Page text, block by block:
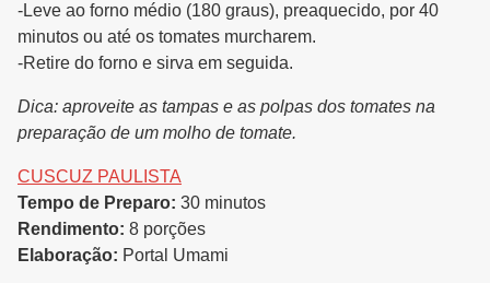
-Leve ao forno médio (180 graus), preaquecido, por 40
minutos ou até os tomates murcharem.
-Retire do forno e sirva em seguida.
Dica: aproveite as tampas e as polpas dos tomates na
preparação de um molho de tomate.
CUSCUZ PAULISTA
Tempo de Preparo: 30 minutos
Rendimento: 8 porções
Elaboração: Portal Umami